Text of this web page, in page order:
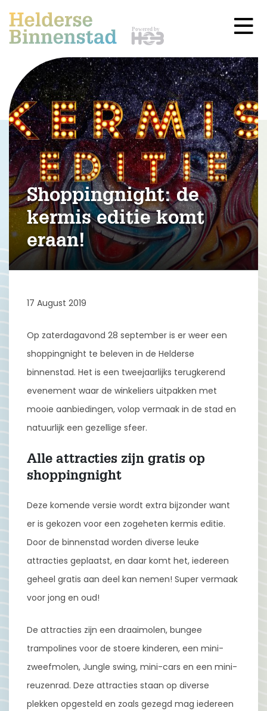
Shoppingnight: de
kermis editie komt
eraan!
17 August 2019
Op zaterdagavond 28 september is er weer een
shoppingnight te beleven in de Helderse
binnenstad. Het is een tweejaarlijks terugkerend
evenement waar de winkeliers uitpakken met
mooie aanbiedingen, volop vermaak in de stad en
natuurlijk een gezellige sfeer.
Alle attracties zijn gratis op
shoppingnight
Deze komende versie wordt extra bijzonder want
er is gekozen voor een zogeheten kermis editie.
Door de binnenstad worden diverse leuke
attracties geplaatst, en daar komt het, iedereen
geheel gratis aan deel kan nemen! Super vermaak
voor jong en oud!
De attracties zijn een draaimolen, bungee
trampolines voor de stoere kinderen, een mini-
zweefmolen, Jungle swing, mini-cars en een mini-
reuzenrad. Deze attracties staan op diverse
plekken opgesteld en zoals gezegd mag iedereen